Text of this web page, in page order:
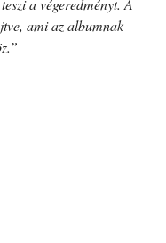
a végeredményt. A
ami az albumnak